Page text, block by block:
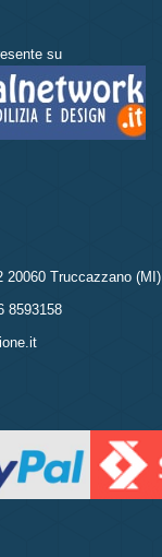
su
20060 Truccazzano (MI)
8593158